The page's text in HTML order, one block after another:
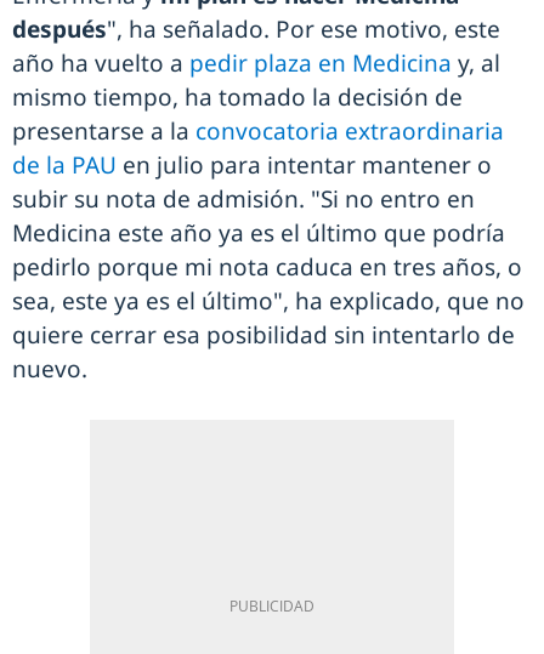
después", ha señalado. Por ese motivo, este
año ha vuelto a pedir plaza en Medicina y, al
mismo tiempo, ha tomado la decisión de
presentarse a la convocatoria extraordinaria
de la PAU en julio para intentar mantener o
subir su nota de admisión. "Si no entro en
Medicina este año ya es el último que podría
pedirlo porque mi nota caduca en tres años, o
sea, este ya es el último", ha explicado, que no
quiere cerrar esa posibilidad sin intentarlo de
nuevo.